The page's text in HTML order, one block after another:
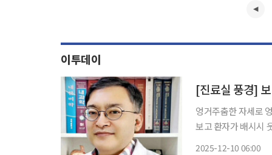
이투데이
[진료실 풍경]
엉거주춤한 자세로
보고 환자가 배시시
2025-12-10 06:00